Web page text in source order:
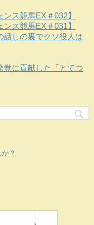
ンス競馬EX＃032】
ンス競馬EX＃031】
話しの裏でクソ役人は
覚に貢献した「とてつ
？